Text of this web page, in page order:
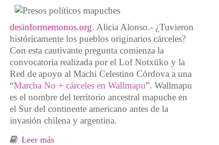
desinformemonos.org. Alicia Alonso.- ¿Tuvieron
históricamente los pueblos originarios cárceles?
Con esta cautivante pregunta comienza la
convocatoria realizada por el Lof Notxüko y la
Red de apoyo al Machi Celestino Córdova a una
“Marcha No + cárceles en Wallmapu”. Wallmapu
es el nombre del territorio ancestral mapuche en
el Sur del continente americano antes de la
invasión chilena y argentina.
Leer más